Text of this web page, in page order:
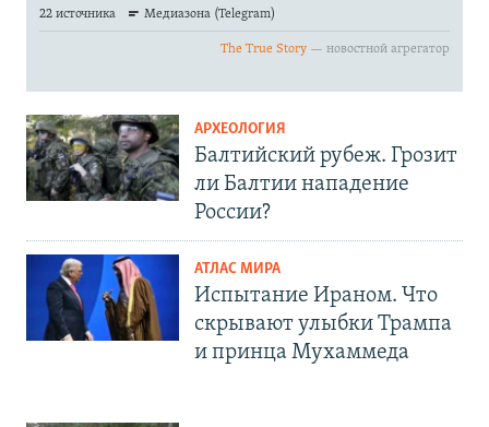
АРХЕОЛОГИЯ
Балтийский рубеж. Грозит
ли Балтии нападение
России?
АТЛАС МИРА
Испытание Ираном. Что
скрывают улыбки Трампа
и принца Мухаммеда